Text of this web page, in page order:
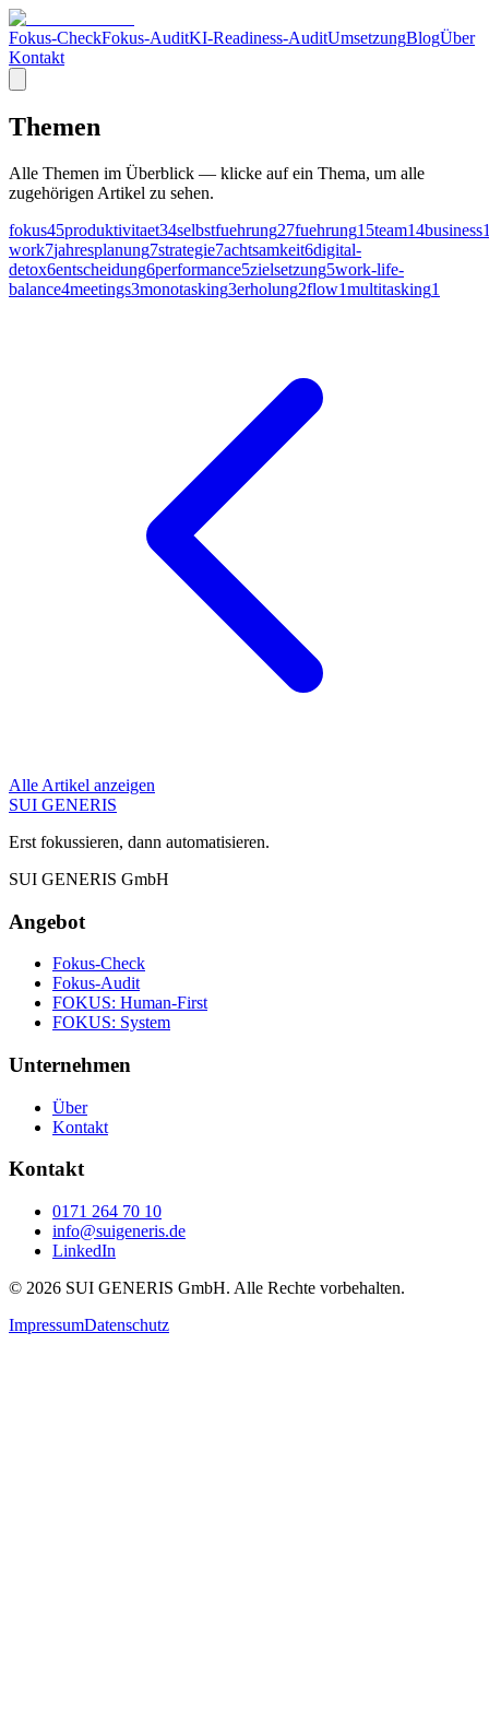
Fokus-CheckFokus-AuditKI-Readiness-AuditUmsetzungBlogÜber
Kontakt
Themen
Alle Themen im Überblick — klicke auf ein Thema, um alle
zugehörigen Artikel zu sehen.
fokus45produktivitaet34selbstfuehrung27fuehrung15team14business
work7jahresplanung7strategie7achtsamkeit6digital-
detox6entscheidung6performance5zielsetzung5work-life-
balance4meetings3monotasking3erholung2flow1multitasking1
Alle Artikel anzeigen
SUI GENERIS
Erst fokussieren, dann automatisieren.
SUI GENERIS GmbH
Angebot
Fokus-Check
Fokus-Audit
FOKUS: Human-First
FOKUS: System
Unternehmen
Über
Kontakt
Kontakt
0171 264 70 10
info@suigeneris.de
LinkedIn
© 2026 SUI GENERIS GmbH. Alle Rechte vorbehalten.
ImpressumDatenschutz